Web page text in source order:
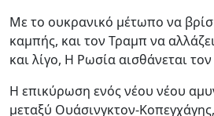
Με το ουκρανικό μέτωπο να
καμπής, και τον Τραμπ να
και λίγο, Η Ρωσία αισθάνεται
Η επικύρωση ενός νέου νέου
μεταξύ Ουάσινγκτον-